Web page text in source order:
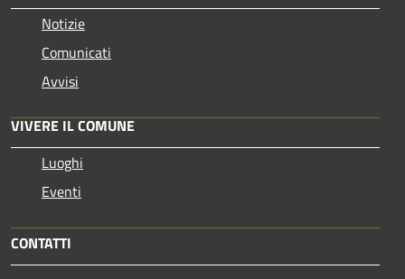
Notizie
Comunicati
Avvisi
VIVERE IL COMUNE
Luoghi
Eventi
CONTATTI